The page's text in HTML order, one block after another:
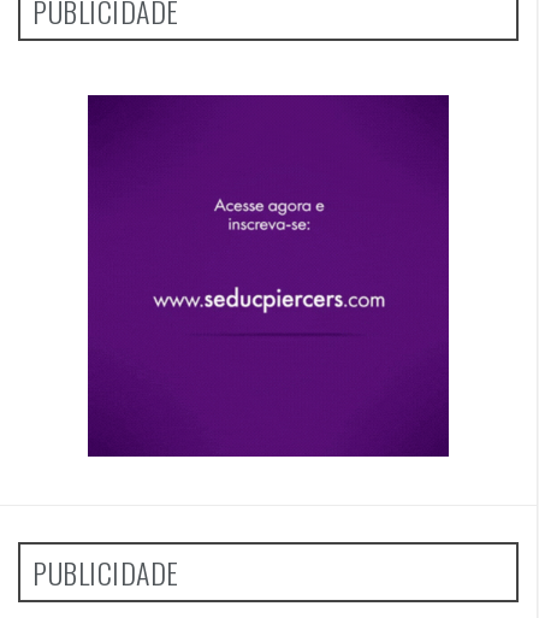
PUBLICIDADE
PUBLICIDADE